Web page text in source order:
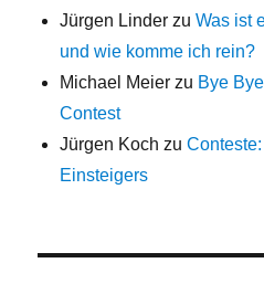
Jürgen Linder zuWas ist
und wie komme ich rein?
Michael Meier zu Bye
Contest
Jürgen Koch zu
Einsteigers